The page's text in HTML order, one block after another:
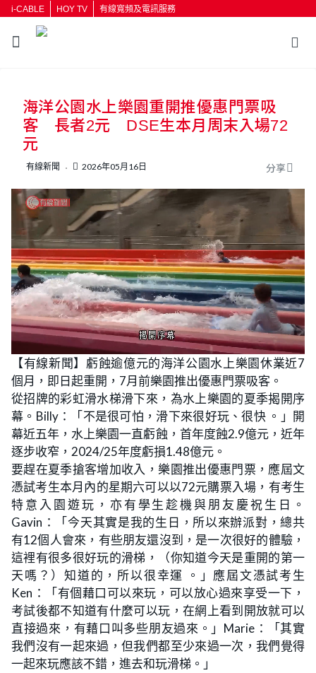
i-CABLE HOY TV 有線寬頻及電訊服務
按輸入鍵開始搜尋
海洋公園水上樂園重開推優惠門票吸
客 長者2元 DSE生本月周末入場72
元
有線新聞 2026年05月16日 分享
U
n
m
u
t
e
o
a
d
e
d
:
2
5
.
6
4
%
【有線新聞】虧蝕逾億元的海洋公園水上樂園休業近7
個月，即日起重開，7月前樂園推出優惠門票吸客。
從招牌的彩虹滑水梯滑下來，為水上樂園的夏季揭開序
幕。Billy：「不是很可怕，滑下來很好玩、很快 。」開
幕近五年，水上樂園一直虧蝕，首年度蝕2.9億元，近年
逐步收窄，2024/25年度虧損1.48億元。
要趕在夏季搶客增加收入，樂園推出優惠門票，應屆文
憑試考生本月內的星期六可以以72元購票入場，有考生
特意入園遊玩，亦有學生趁機與朋友慶祝生日。
Gavin：「今天其實是我的生日，所以來辦派對，總共
有12個人會來，有些朋友還沒到，是一次很好的體驗，
這裡有很多很好玩的滑梯，（你知道今天是重開的第一
天嗎？）知道的，所以很幸運 。」應屆文憑試考生
Ken：「有個藉口可以來玩，可以放心過來享受一下，
考試後都不知道有什麼可以玩，在網上看到開放就可以
直接過來，有藉口叫多些朋友過來。」Marie：「其實
我們沒有一起來過，但我們都至少來過一次，我們覺得
一起來玩應該不錯，進去和玩滑梯。」